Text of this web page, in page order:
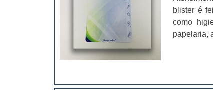
blister é
como
papelaria,
garanta